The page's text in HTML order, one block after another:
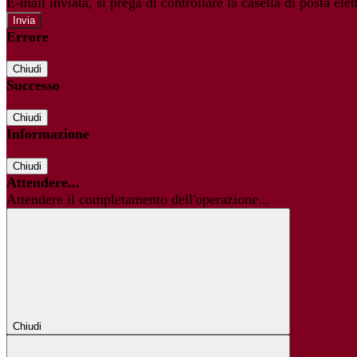
Errore
Chiudi
Successo
Chiudi
Informazione
Chiudi
Attendere...
Attendere il completamento dell'operazione...
Chiudi